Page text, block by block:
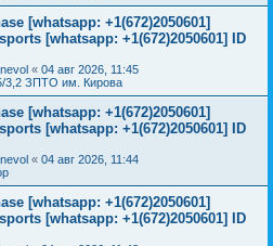
[whatsapp: +1(672)2050601]
[whatsapp: +1(672)2050601] ID
« 04 авг 2026, 11:45
3,2 ЗПТО им. Кирова
[whatsapp: +1(672)2050601]
[whatsapp: +1(672)2050601] ID
« 04 авг 2026, 11:44
[whatsapp: +1(672)2050601]
[whatsapp: +1(672)2050601] ID